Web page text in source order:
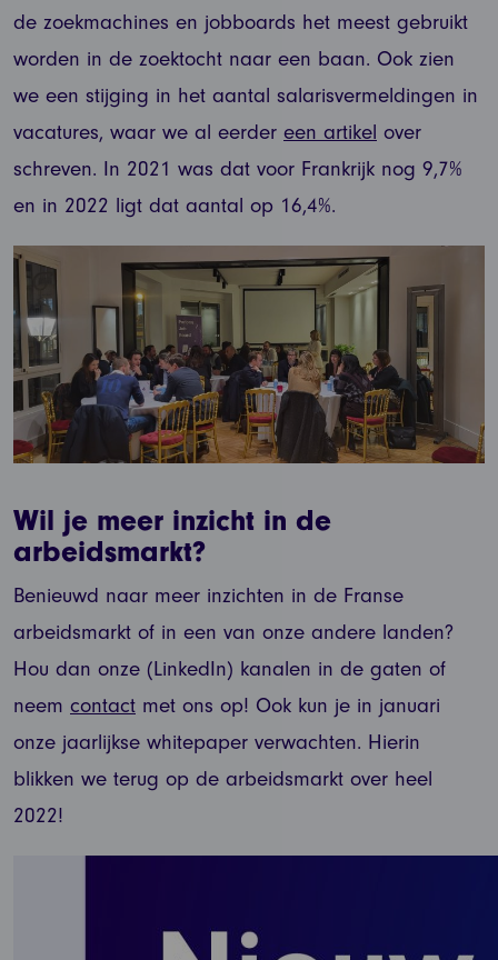
de zoekmachines en jobboards het meest gebruikt
worden in de zoektocht naar een baan. Ook zien
we een stijging in het aantal salarisvermeldingen in
vacatures, waar we al eerder een artikel over
schreven. In 2021 was dat voor Frankrijk nog 9,7%
en in 2022 ligt dat aantal op 16,4%.
Wil je meer inzicht in de
arbeidsmarkt?
Benieuwd naar meer inzichten in de Franse
arbeidsmarkt of in een van onze andere landen?
Hou dan onze (LinkedIn) kanalen in de gaten of
neem contact met ons op! Ook kun je in januari
onze jaarlijkse whitepaper verwachten. Hierin
blikken we terug op de arbeidsmarkt over heel
2022!